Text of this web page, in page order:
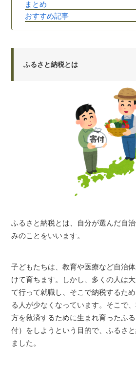
まとめ
おすすめ記事
ふるさと納税とは
ふるさと納税とは、自分が選んだ自
みのことをいいます。
子どもたちは、教育や医療など自治
けて育ちます。しかし、多くの人は
て行って就職し、そこで納税するた
る人が少なくなっています。そこで
方を救済するために生まれ育ったふ
付）をしようという目的で、ふるさ
ました。